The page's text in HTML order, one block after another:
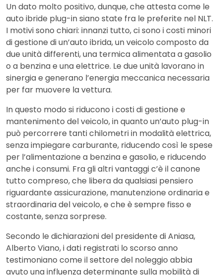
Un dato molto positivo, dunque, che attesta come le
auto ibride plug-in siano state fra le preferite nel NLT.
I motivi sono chiari: innanzi tutto, ci sono i costi minori
di gestione di un’auto ibrida, un veicolo composto da
due unità differenti, una termica alimentata a gasolio
o a benzina e una elettrice. Le due unità lavorano in
sinergia e generano l’energia meccanica necessaria
per far muovere la vettura.
In questo modo si riducono i costi di gestione e
mantenimento del veicolo, in quanto un’auto plug-in
può percorrere tanti chilometri in modalità elettrica,
senza impiegare carburante, riducendo così le spese
per l’alimentazione a benzina e gasolio, e riducendo
anche i consumi. Fra gli altri vantaggi c’è il canone
tutto compreso, che libera da qualsiasi pensiero
riguardante assicurazione, manutenzione ordinaria e
straordinaria del veicolo, e che è sempre fisso e
costante, senza sorprese.
Secondo le dichiarazioni del presidente di Aniasa,
Alberto Viano, i dati registrati lo scorso anno
testimoniano come il settore del noleggio abbia
avuto una influenza determinante sulla mobilità di